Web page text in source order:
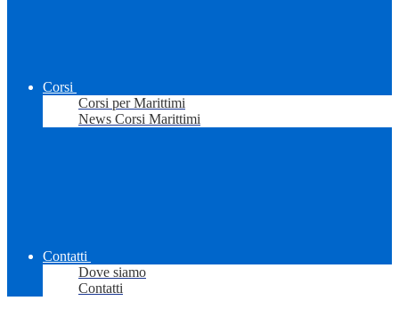
Corsi
Corsi per Marittimi
News Corsi Marittimi
Contatti
Dove siamo
Contatti